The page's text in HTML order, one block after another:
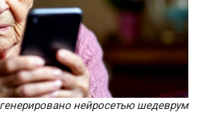
нейросетью шедеврум